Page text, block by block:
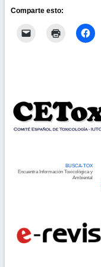
Comparte esto:
BUSCA-TOX
Encuentra Información Toxicológica y
Ambiental